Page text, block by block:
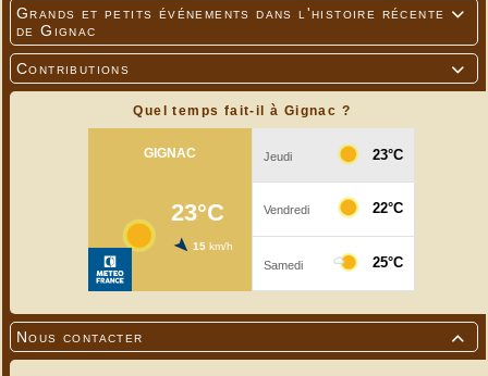

Grands et petits événements dans l'histoire récente
de Gignac

Contributions
Quel temps fait-il à Gignac ?

Nous contacter